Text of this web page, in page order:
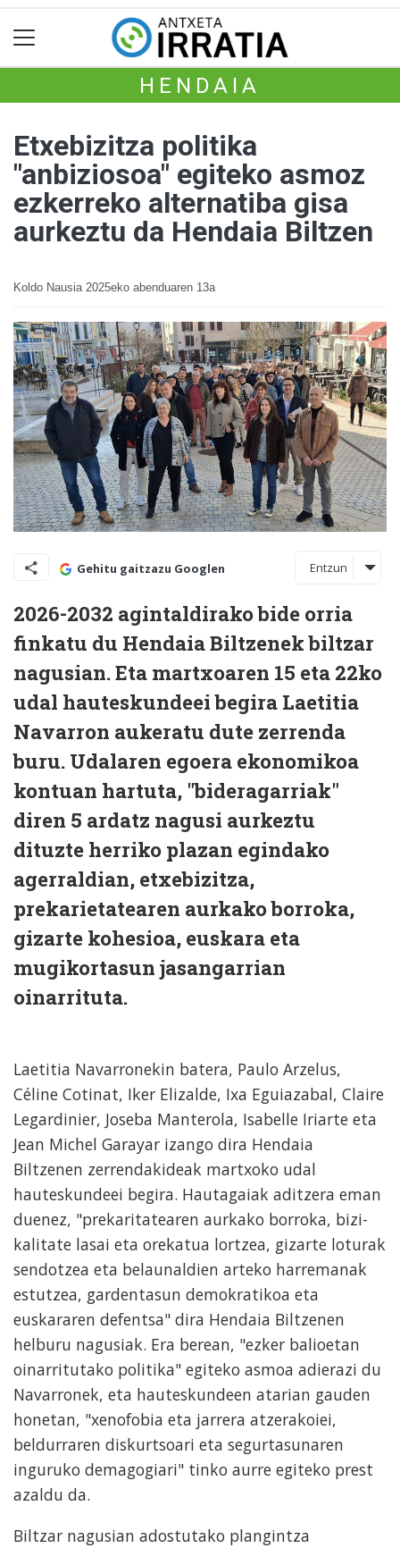
HENDAIA
Etxebizitza politika
"anbiziosoa" egiteko asmoz
ezkerreko alternatiba gisa
aurkeztu da Hendaia Biltzen
Koldo Nausia 2025eko abenduaren 13a
Gehitu gaitzazu Googlen Entzun
2026-2032 agintaldirako bide orria
finkatu du Hendaia Biltzenek biltzar
nagusian. Eta martxoaren 15 eta 22ko
udal hauteskundeei begira Laetitia
Navarron aukeratu dute zerrenda
buru. Udalaren egoera ekonomikoa
kontuan hartuta, "bideragarriak"
diren 5 ardatz nagusi aurkeztu
dituzte herriko plazan egindako
agerraldian, etxebizitza,
prekarietatearen aurkako borroka,
gizarte kohesioa, euskara eta
mugikortasun jasangarrian
oinarrituta.
Laetitia Navarronekin batera, Paulo Arzelus,
Céline Cotinat, Iker Elizalde, Ixa Eguiazabal, Claire
Legardinier, Joseba Manterola, Isabelle Iriarte eta
Jean Michel Garayar izango dira Hendaia
Biltzenen zerrendakideak martxoko udal
hauteskundeei begira. Hautagaiak aditzera eman
duenez, "prekaritatearen aurkako borroka, bizi-
kalitate lasai eta orekatua lortzea, gizarte loturak
sendotzea eta belaunaldien arteko harremanak
estutzea, gardentasun demokratikoa eta
euskararen defentsa" dira Hendaia Biltzenen
helburu nagusiak. Era berean, "ezker balioetan
oinarritutako politika" egiteko asmoa adierazi du
Navarronek, eta hauteskundeen atarian gauden
honetan, "xenofobia eta jarrera atzerakoiei,
beldurraren diskurtsoari eta segurtasunaren
inguruko demagogiari" tinko aurre egiteko prest
azaldu da.
Biltzar nagusian adostutako plangintza